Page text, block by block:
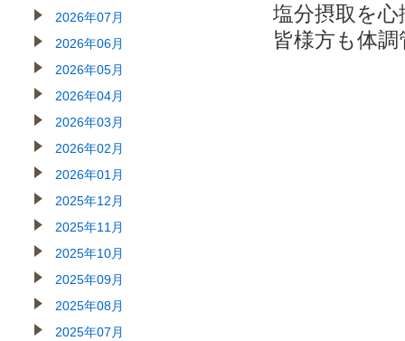
2026年07月
2026年06月
2026年05月
2026年04月
2026年03月
2026年02月
2026年01月
2025年12月
2025年11月
2025年10月
2025年09月
2025年08月
2025年07月
塩分摂取を
皆様方も体